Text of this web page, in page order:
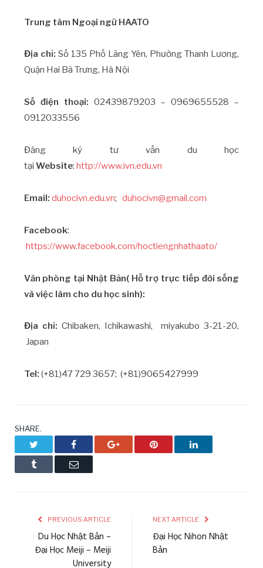
Trung tâm Ngoại ngữ HAATO
Địa chỉ: Số 135 Phố Lãng Yên, Phường Thanh Lương,
Quận Hai Bà Trưng, Hà Nội
Số điện thoại: 02439879203 – 0969655528 –
0912033556
Đăng ký tư vấn du học
tại Website: http://www.ivn.edu.vn
Email: duhocivn.edu.vn; duhocivn@gmail.com
Facebook:
https://www.facebook.com/hoctiengnhathaato/
Văn phòng tại Nhật Bản( Hỗ trợ trực tiếp đời sống
và việc làm cho du học sinh):
Địa chỉ: Chibaken, Ichikawashi, miyakubo 3-21-20,
Japan
Tel: (+81)47 729 3657; (+81)9065427999
SHARE.
Facebook Google+ Pinterest LinkedIn
Tumblr Email
PREVIOUS ARTICLE
Du Học Nhật Bản –
Đại Học Meiji – Meiji
University
NEXT ARTICLE
Đại Học Nihon Nhật
Bản